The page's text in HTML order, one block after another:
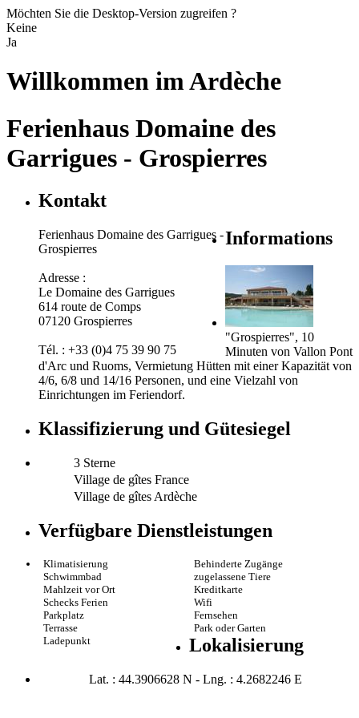
Möchten Sie die Desktop-Version zugreifen ?
Keine
Ja
Willkommen imArdèche
Ferienhaus Domaine des
Garrigues - Grospierres
Kontakt
Ferienhaus Domaine des Garrigues -
Grospierres
Adresse :
Le Domaine des Garrigues
614 route de Comps
07120 Grospierres
Tél. : +33 (0)4 75 39 90 75
Informations
"Grospierres", 10
Minuten von Vallon Pont
d'Arc und Ruoms, Vermietung Hütten mit einer Kapazität von
4/6, 6/8 und 14/16 Personen, und eine Vielzahl von
Einrichtungen im Feriendorf.
Klassifizierung und Gütesiegel
3 Sterne
Village de gîtes France
Village de gîtes Ardèche
Verfügbare Dienstleistungen
Klimatisierung
Behinderte Zugänge
Schwimmbad
zugelassene Tiere
Mahlzeit vor Ort
Kreditkarte
Schecks Ferien
Wifi
Parkplatz
Fernsehen
Terrasse
Park oder Garten
Ladepunkt
Lokalisierung
Lat. : 44.3906628 N - Lng. : 4.2682246 E